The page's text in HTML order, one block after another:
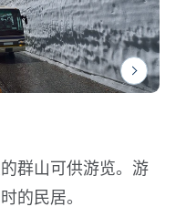
群山可供游览。游
的民居。